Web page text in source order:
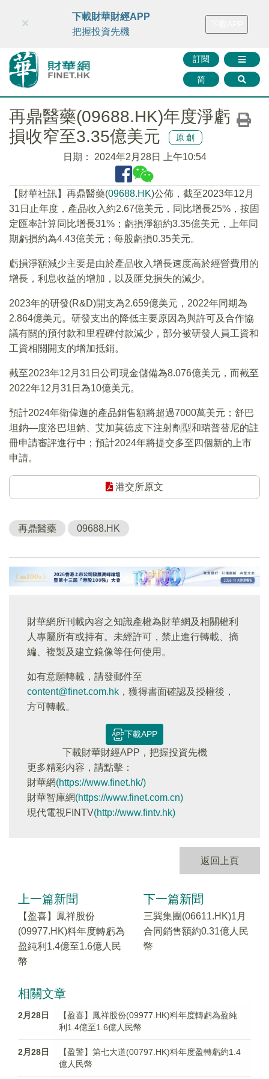
財華智庫網 FINTV FINMETA 財華證券 媒體矩陣
訂閱
简
×
下載財華財經APP
把握投資先機
再鼎醫藥(09688.HK)年度淨虧
損收窄至3.35億美元
原創
日期： 2024年2月28日 上午10:54
【財華社訊】再鼎醫藥(09688.HK)公佈，截至2023年12月
31日止年度，產品收入約2.67億美元，同比增長25%，按固
定匯率計算同比增長31%；虧損淨額約3.35億美元，上年同
期虧損約為4.43億美元；每股虧損0.35美元。
虧損淨額減少主要是由於產品收入增長速度高於經營費用的
增長，利息收益的增加，以及匯兌損失的減少。
2023年的研發(R&D)開支為2.659億美元，2022年同期為
2.864億美元。研發支出的降低主要原因為與許可及合作協
議有關的預付款和里程碑付款減少，部分被研發人員工資和
工資相關開支的增加抵銷。
截至2023年12月31日公司現金儲備為8.076億美元，而截至
2022年12月31日為10億美元。
預計2024年衛偉迦的產品銷售額將超過7000萬美元；舒巴
坦鈉—度洛巴坦鈉、艾加莫德皮下注射劑型和瑞普替尼的註
冊申請審評進行中；預計2024年將提交多至四個新的上市
申請。
港交所原文
再鼎醫藥 09688.HK
財華網所刊載內容之知識產權為財華網及相關權利
人專屬所有或持有。未經許可，禁止進行轉載、摘
編、複製及建立鏡像等任何使用。
如有意願轉載，請發郵件至
content@finet.com.hk ，獲得書面確認及授權後，
方可轉載。
下載APP
下載財華財經APP，把握投資先機
更多精彩内容，請點擊：
財華網(https://www.finet.hk/)
財華智庫網(https://www.finet.com.cn)
現代電視FINTV(http://www.fintv.hk)
返回上頁
上一篇新聞
【盈喜】鳳祥股份
(09977.HK)料年度轉虧為
盈純利1.4億至1.6億人民
幣
下一篇新聞
三巽集團(06611.HK)1月
合同銷售額約0.31億人民
幣
相關文章
2月28日
【盈喜】鳳祥股份(09977.HK)料年度轉虧為盈純
利1.4億至1.6億人民幣
2月28日
【盈警】第七大道(00797.HK)料年度盈轉虧約1.4
億人民幣